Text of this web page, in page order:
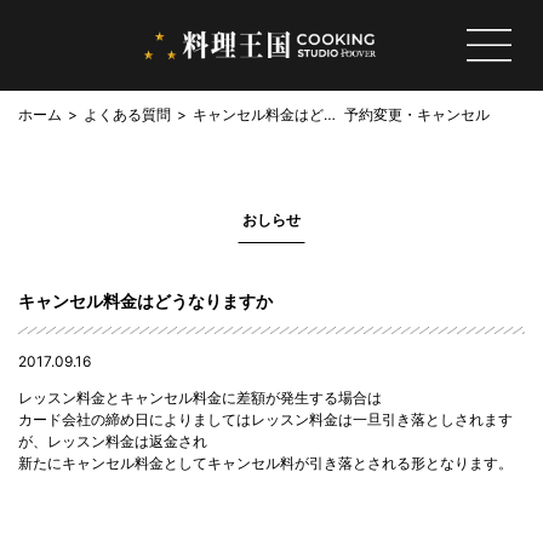
ホーム よくある質問 予約変更・キャンセル
キャンセル料金はどう
おしらせ
キャンセル料金はどうなりますか
2017.09.16
レッスン料金とキャンセル料金に差額が発生する場合は
カード会社の締め日によりましてはレッスン料金は一旦引き落としされます
が、レッスン料金は返金され
新たにキャンセル料金としてキャンセル料が引き落とされる形となります。